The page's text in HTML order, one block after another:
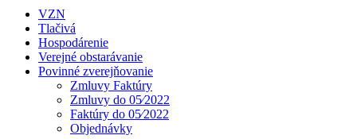
VZN
Tlačivá
Hospodárenie
Verejné obstarávanie
Povinné zverejňovanie
Zmluvy Faktúry
Zmluvy do 05⁄2022
Faktúry do 05⁄2022
Objednávky